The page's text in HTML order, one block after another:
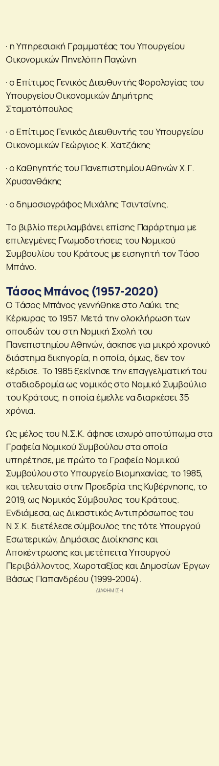
· η Υπηρεσιακή Γραμματέας του Υπουργείου
Οικονομικών Πηνελόπη Παγώνη
· ο Επίτιμος Γενικός Διευθυντής Φορολογίας του
Υπουργείου Οικονομικών Δημήτρης
Σταματόπουλος
· ο Επίτιμος Γενικός Διευθυντής του Υπουργείου
Οικονομικών Γεώργιος Κ. Χατζάκης
· ο Καθηγητής του Πανεπιστημίου Αθηνών Χ.Γ.
Χρυσανθάκης
· ο δημοσιογράφος Μιχάλης Τσιντσίνης.
Το βιβλίο περιλαμβάνει επίσης Παράρτημα με
επιλεγμένες Γνωμοδοτήσεις του Νομικού
Συμβουλίου του Κράτους με εισηγητή τον Τάσο
Μπάνο.
Τάσος Μπάνος (1957-2020)
Ο Τάσος Μπάνος γεννήθηκε στο Λαύκι της
Κέρκυρας το 1957. Μετά την ολοκλήρωση των
σπουδών του στη Νομική Σχολή του
Πανεπιστημίου Αθηνών, άσκησε για μικρό χρονικό
διάστημα δικηγορία, η οποία, όμως, δεν τον
κέρδισε. Το 1985 ξεκίνησε την επαγγελματική του
σταδιοδρομία ως νομικός στο Νομικό Συμβούλιο
του Κράτους, η οποία έμελλε να διαρκέσει 35
χρόνια.
Ως μέλος του Ν.Σ.Κ. άφησε ισχυρό αποτύπωμα στα
Γραφεία Νομικού Συμβούλου στα οποία
υπηρέτησε, με πρώτο το Γραφείο Νομικού
Συμβούλου στο Υπουργείο Βιομηχανίας, το 1985,
και τελευταίο στην Προεδρία της Κυβέρνησης, το
2019, ως Νομικός Σύμβουλος του Κράτους.
Ενδιάμεσα, ως Δικαστικός Αντιπρόσωπος του
Ν.Σ.Κ. διετέλεσε σύμβουλος της τότε Υπουργού
Εσωτερικών, Δημόσιας Διοίκησης και
Αποκέντρωσης και μετέπειτα Υπουργού
Περιβάλλοντος, Χωροταξίας και Δημοσίων Έργων
Βάσως Παπανδρέου (1999-2004).